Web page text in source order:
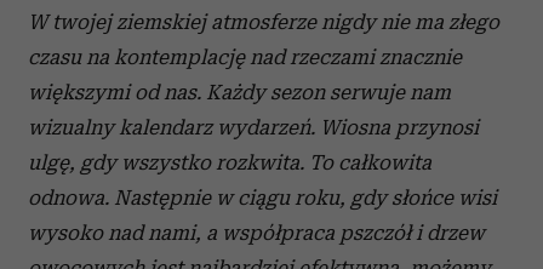
W twojej ziemskiej atmosferze nigdy nie ma złego
czasu na kontemplację nad rzeczami znacznie
większymi od nas. Każdy sezon serwuje nam
wizualny kalendarz wydarzeń. Wiosna przynosi
ulgę, gdy wszystko rozkwita. To całkowita
odnowa. Następnie w ciągu roku, gdy słońce wisi
wysoko nad nami, a współpraca pszczół i drzew